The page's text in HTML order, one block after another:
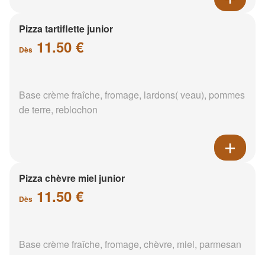
Pizza tartiflette junior
Dès 11.50 €
Base crème fraîche, fromage, lardons( veau), pommes
de terre, reblochon
Pizza chèvre miel junior
Dès 11.50 €
Base crème fraîche, fromage, chèvre, miel, parmesan